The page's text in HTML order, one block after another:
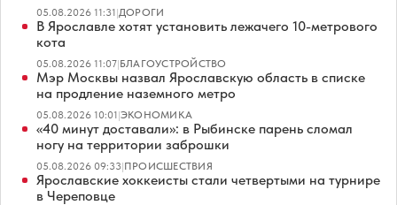
05.08.2026 11:31|ДОРОГИ
В Ярославле хотят установить лежачего 10-метрового
кота
05.08.2026 11:07|БЛАГОУСТРОЙСТВО
Мэр Москвы назвал Ярославскую область в списке
на продление наземного метро
05.08.2026 10:01|ЭКОНОМИКА
«40 минут доставали»: в Рыбинске парень сломал
ногу на территории заброшки
05.08.2026 09:33|ПРОИСШЕСТВИЯ
Ярославские хоккеисты стали четвертыми на турнире
в Череповце